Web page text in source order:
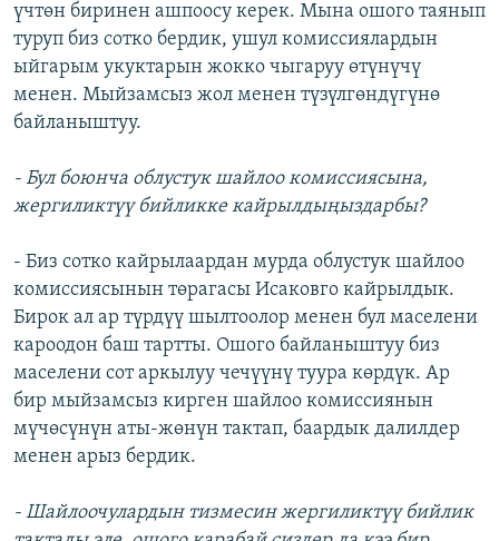
үчтөн биринен ашпоосу керек. Мына ошого таянып
туруп биз сотко бердик, ушул комиссиялардын
ыйгарым укуктарын жокко чыгаруу өтүнүчү
менен. Мыйзамсыз жол менен түзүлгөндүгүнө
байланыштуу.
- Бул боюнча облустук шайлоо комиссиясына,
жергиликтүү бийликке кайрылдыңыздарбы?
- Биз сотко кайрылаардан мурда облустук шайлоо
комиссиясынын төрагасы Исаковго кайрылдык.
Бирок ал ар түрдүү шылтоолор менен бул маселени
кароодон баш тартты. Ошого байланыштуу биз
маселени сот аркылуу чечүүнү туура көрдүк. Ар
бир мыйзамсыз кирген шайлоо комиссиянын
мүчөсүнүн аты-жөнүн тактап, баардык далилдер
менен арыз бердик.
- Шайлоочулардын тизмесин жергиликтүү бийлик